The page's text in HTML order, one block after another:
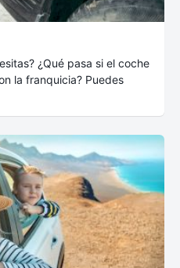
¿Qué pasa si el coche
la franquicia? Puedes